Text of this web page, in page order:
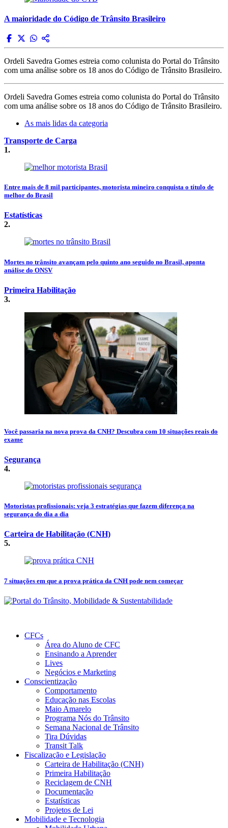
A maioridade do Código de Trânsito Brasileiro
Ordeli Savedra Gomes estreia como colunista do Portal do Trânsito
com uma análise sobre os 18 anos do Código de Trânsito Brasileiro.
Ordeli Savedra Gomes estreia como colunista do Portal do Trânsito
com uma análise sobre os 18 anos do Código de Trânsito Brasileiro.
As mais lidas da categoria
Transporte de Carga
1.
Entre mais de 8 mil participantes, motorista mineiro conquista o título de
melhor do Brasil
Estatísticas
2.
Mortes no trânsito avançam pelo quinto ano seguido no Brasil, aponta
análise do ONSV
Primeira Habilitação
3.
Você passaria na nova prova da CNH? Descubra com 10 situações reais do
exame
Segurança
4.
Motoristas profissionais: veja 3 estratégias que fazem diferença na
segurança do dia a dia
Carteira de Habilitação (CNH)
5.
7 situações em que a prova prática da CNH pode nem começar
CFCs
Área do Aluno de CFC
Ensinando a Aprender
Lives
Negócios e Marketing
Conscientização
Comportamento
Educação nas Escolas
Maio Amarelo
Programa Nós do Trânsito
Semana Nacional de Trânsito
Tira Dúvidas
Transit Talk
Fiscalização e Legislação
Carteira de Habilitação (CNH)
Primeira Habilitação
Reciclagem de CNH
Documentação
Estatísticas
Projetos de Lei
Mobilidade e Tecnologia